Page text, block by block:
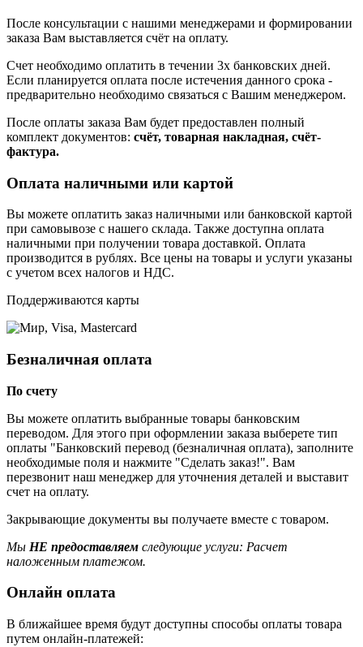
После консультации с нашими менеджерами и формировании
заказа Вам выставляется счёт на оплату.
Счет необходимо оплатить в течении 3х банковских дней.
Если планируется оплата после истечения данного срока -
предварительно необходимо связаться с Вашим менеджером.
После оплаты заказа Вам будет предоставлен полный
комплект документов: счёт, товарная накладная, счёт-
фактура.
Оплата наличными или картой
Вы можете оплатить заказ наличными или банковской картой
при самовывозе с нашего склада. Также доступна оплата
наличными при получении товара доставкой. Оплата
производится в рублях. Все цены на товары и услуги указаны
с учетом всех налогов и НДС.
Поддерживаются карты
Безналичная оплата
По счету
Вы можете оплатить выбранные товары банковским
переводом. Для этого при оформлении заказа выберете тип
оплаты "Банковский перевод (безналичная оплата), заполните
необходимые поля и нажмите "Сделать заказ!". Вам
перезвонит наш менеджер для уточнения деталей и выставит
счет на оплату.
Закрывающие документы вы получаете вместе с товаром.
Мы НЕ предоставляем следующие услуги: Расчет
наложенным платежом.
Онлайн оплата
В ближайшее время будут доступны способы оплаты товара
путем онлайн-платежей: